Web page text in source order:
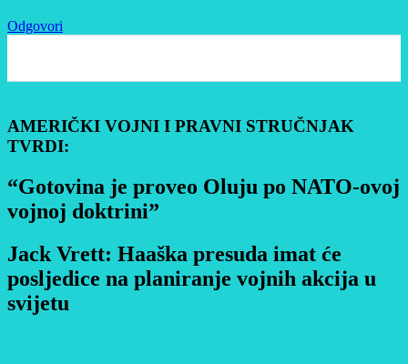
Odgovori
AMERIČKI VOJNI I PRAVNI STRUČNJAK
TVRDI:
“Gotovina je proveo Oluju po NATO-ovoj
vojnoj doktrini”
Jack Vrett: Haaška presuda imat će
posljedice na planiranje vojnih akcija u
svijetu